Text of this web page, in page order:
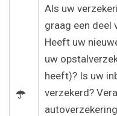
Als uw
graag een deel
Heeft uw
uw
heeft)? Is uw
verzekerd?